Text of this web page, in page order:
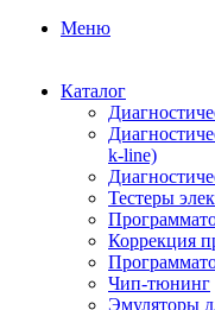
Меню
Каталог
k-line)
Тестеры
Коррекция
Чип-тюнинг
Эмуляторы